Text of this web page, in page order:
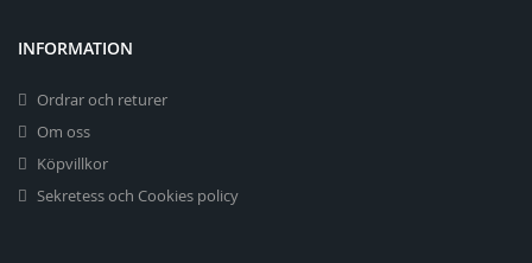
INFORMATION
Ordrar och returer
Om oss
Köpvillkor
Sekretess och Cookies policy